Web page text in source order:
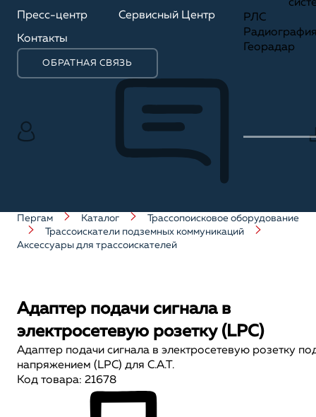
Пресс-центр Сервисный Центр
Контакты
ОБРАТНАЯ СВЯЗЬ
РЛС
Георадар
Пергам Каталог
Трассопоисковое оборудование
Трассоискатели подземных коммуникаций
Аксессуары для трассоискателей
Адаптер подачи сигнала в
электросетевую розетку (LPC)
Адаптер подачи сигнала в электросетевую розетку
напряжением (LPC) для C.A.T.
Код товара: 21678